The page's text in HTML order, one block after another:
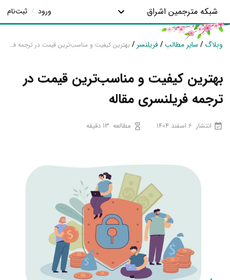
شبکه مترجمین اشراق ورود / ثبت‌نام
وبلاگ / سایر مطالب/فریلنسر / بهترین کیفیت و مناسب‌ترین قیمت در ترجمه فریلنسری مقاله
بهترین کیفیت و مناسب‌ترین قیمت در
ترجمه فریلنسری مقاله
انتشار 6 اسفند 1404 مطالعه 13 دقیقه